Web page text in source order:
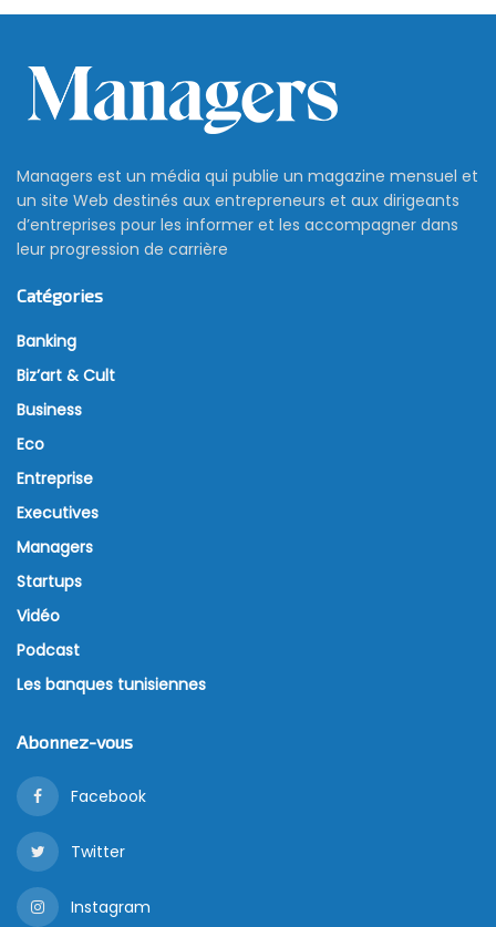
Managers est un média qui publie un magazine mensuel et
un site Web destinés aux entrepreneurs et aux dirigeants
d’entreprises pour les informer et les accompagner dans
leur progression de carrière
Catégories
Banking
Biz’art & Cult
Business
Eco
Entreprise
Executives
Managers
Startups
Vidéo
Podcast
Les banques tunisiennes
Abonnez-vous
Facebook
Twitter
Instagram